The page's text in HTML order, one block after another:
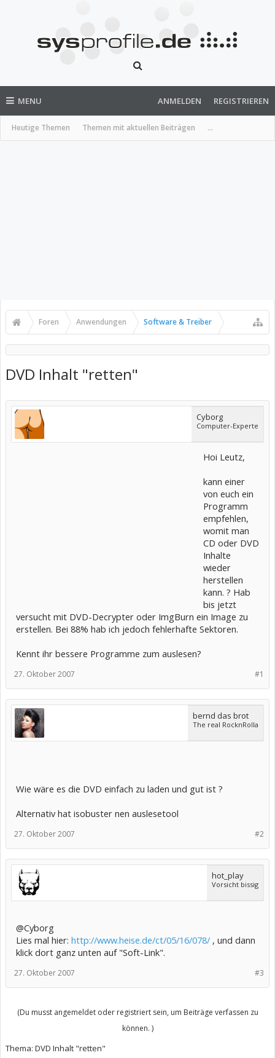
MENU
Heutige Themen Themen mit aktuellen Beiträgen ...
ANMELDEN REGISTRIEREN
Foren Anwendungen Software & Treiber
DVD Inhalt "retten"
Cyborg
Computer-Experte
Hoi Leutz,
kann einer
von euch ein
Programm
empfehlen,
womit man
CD oder DVD
Inhalte
wieder
herstellen
kann. ? Hab
bis jetzt
versucht mit DVD-Decrypter oder ImgBurn ein Image zu
erstellen. Bei 88% hab ich jedoch fehlerhafte Sektoren.
Kennt ihr bessere Programme zum auslesen?
#1
27. Oktober 2007
bernd das brot
The real RocknRolla
Wie wäre es die DVD einfach zu laden und gut ist ?
Alternativ hat isobuster nen auslesetool
#2
27. Oktober 2007
hot_play
Vorsicht bissig
@Cyborg
Lies mal hier: http://www.heise.de/ct/05/16/078/ , und dann
klick dort ganz unten auf "Soft-Link".
#3
27. Oktober 2007
(Du musst angemeldet oder registriert sein, um Beiträge verfassen zu
können. )
Thema: DVD Inhalt "retten"